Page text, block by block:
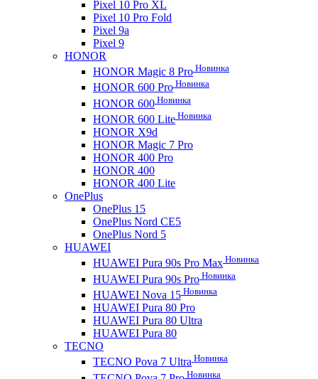
Pixel 10 Pro XL
Pixel 10 Pro Fold
Pixel 9a
Pixel 9
HONOR
HONOR Magic 8 Pro Новинка
HONOR 600 Pro Новинка
HONOR 600 Новинка
HONOR 600 Lite Новинка
HONOR X9d
HONOR Magic 7 Pro
HONOR 400 Pro
HONOR 400
HONOR 400 Lite
OnePlus
OnePlus 15
OnePlus Nord CE5
OnePlus Nord 5
HUAWEI
HUAWEI Pura 90s Pro Max Новинка
HUAWEI Pura 90s Pro Новинка
HUAWEI Nova 15 Новинка
HUAWEI Pura 80 Pro
HUAWEI Pura 80 Ultra
HUAWEI Pura 80
TECNO
TECNO Pova 7 Ultra Новинка
Новинка